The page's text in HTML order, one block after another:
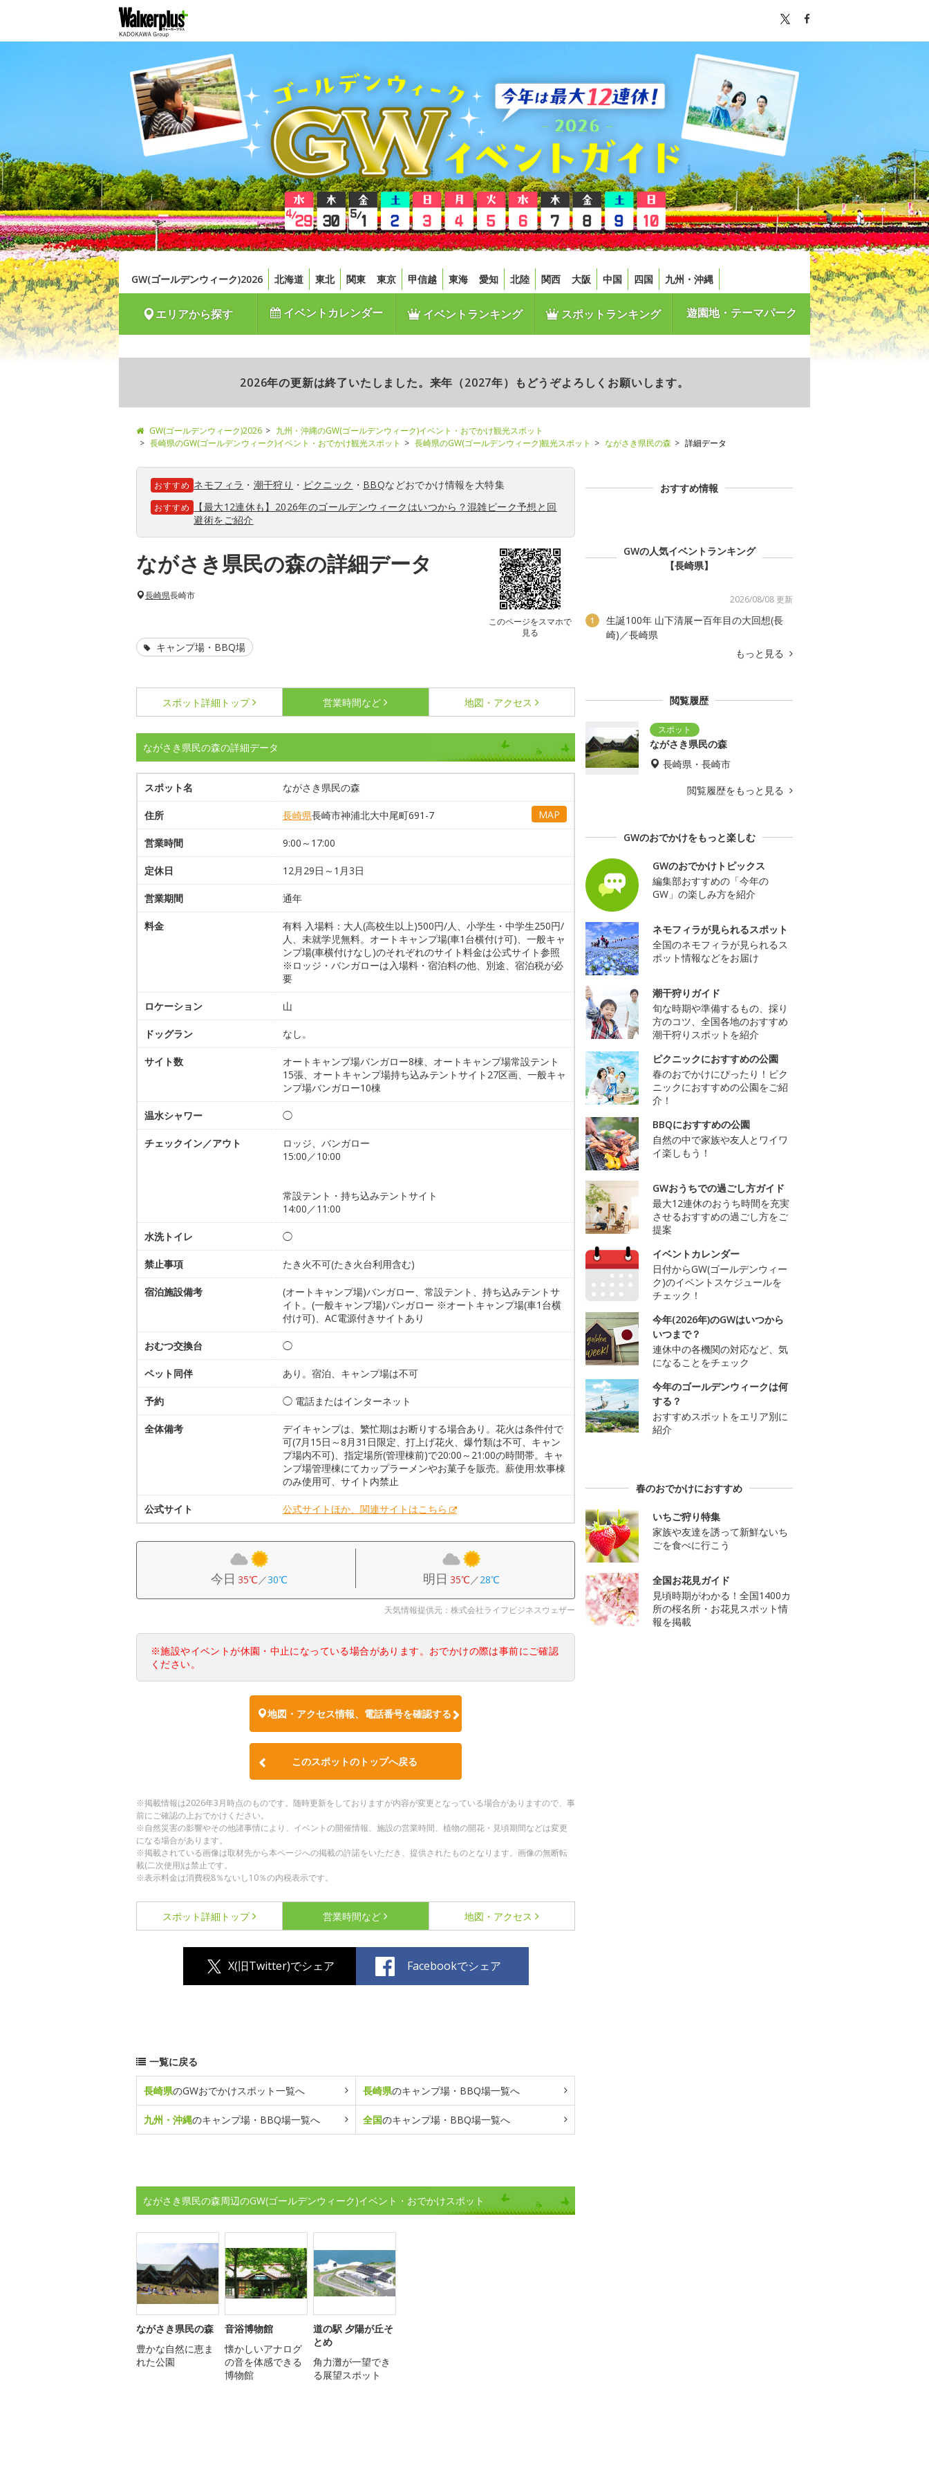
GW(ゴールデンウィーク)2026 北海道 東北 関東 東京 甲信越 東海 愛知 北陸 関西 大阪 中国 四国 九州・沖縄
エリアから探す イベントカレンダー イベントランキング スポットランキング 遊園地・テーマパーク
2026年の更新は終了いたしました。来年（2027年）もどうぞよろしくお願いします。
GW(ゴールデンウィーク)2026
九州・沖縄のGW(ゴールデンウィーク)イベント・おでかけ観光スポット
長崎県のGW(ゴールデンウィーク)イベント・おでかけ観光スポット
長崎県のGW(ゴールデンウィーク)観光スポット ながさき県民の森 詳細データ
おすすめ ネモフィラ ・ 潮干狩り ・ ピクニック ・ BBQなどおでかけ情報を大特集
おすすめ
【最大12連休も】2026年のゴールデンウィークはいつから？混雑ピーク予想と回
避術をご紹介
ながさき県民の森の詳細データ
このページをスマホで
見る
長崎県長崎市
キャンプ場・BBQ場
スポット詳細 トップ 営業時間など 地図・アクセス
ながさき県民の森の詳細データ
スポット名 ながさき県民の森
住所 長崎県長崎市神浦北大中尾町691-7 MAP
営業時間 9:00～17:00
定休日 12月29日～1月3日
営業期間 通年
料金
有料 入場料：大人(高校生以上)500円/人、小学生・中学生250円/
人、未就学児無料。オートキャンプ場(車1台横付け可)、一般キャ
ンプ場(車横付けなし)のそれぞれのサイト料金は公式サイト参照
※ロッジ・バンガローは入場料・宿泊料の他、別途、宿泊税が必
要
ロケーション 山
ドッグラン なし。
サイト数
オートキャンプ場バンガロー8棟、オートキャンプ場常設テント
15張、オートキャンプ場持ち込みテントサイト27区画、一般キャ
ンプ場バンガロー10棟
温水シャワー ◯
チェックイン／アウト
ロッジ、バンガロー
15:00／10:00
常設テント・持ち込みテントサイト
14:00／11:00
水洗トイレ ◯
禁止事項 たき火不可(たき火台利用含む)
宿泊施設備考
(オートキャンプ場)バンガロー、常設テント、持ち込みテントサ
イト。(一般キャンプ場)バンガロー ※オートキャンプ場(車1台横
付け可)、AC電源付きサイトあり
おむつ交換台 ◯
ペット同伴 あり。宿泊、キャンプ場は不可
予約 ◯ 電話またはインターネット
全体備考
デイキャンプは、繁忙期はお断りする場合あり。花火は条件付で
可(7月15日～8月31日限定、打上げ花火、爆竹類は不可、キャン
プ場内不可)、指定場所(管理棟前)で20:00～21:00の時間帯。キャ
ンプ場管理棟にてカップラーメンやお菓子を販売。薪使用:炊事棟
のみ使用可、サイト内禁止
公式サイト 公式サイトほか、関連サイトはこちら
今日 35℃／30℃ 明日 35℃／28℃
天気情報提供元：株式会社ライフビジネスウェザー
※施設やイベントが休園・中止になっている場合があります。おでかけの際は事前にご確認
ください。
地図・アクセス情報、電話番号を確認する
このスポットのトップへ戻る
※掲載情報は2026年3月時点のものです。随時更新をしておりますが内容が変更となっている場合がありますので、事
前にご確認の上おでかけください。
※自然災害の影響やその他諸事情により、イベントの開催情報、施設の営業時間、植物の開花・見頃期間などは変更
になる場合があります。
※掲載されている画像は取材先から本ページへの掲載の許諾をいただき、提供されたものとなります。画像の無断転
載(二次使用)は禁止です。
※表示料金は消費税8％ないし10％の内税表示です。
スポット詳細 トップ 営業時間など 地図・アクセス
X(旧Twitter)でシェア Facebookでシェア
一覧に戻る
長崎県のGWおでかけスポット一覧へ 長崎県のキャンプ場・BBQ場一覧へ
九州・沖縄のキャンプ場・BBQ場一覧へ 全国のキャンプ場・BBQ場一覧へ
ながさき県民の森周辺のGW(ゴールデンウィーク)イベント・おでかけスポット
ながさき県民の森
豊かな自然に恵ま
れた公園
音浴博物館
懐かしいアナログ
の音を体感できる
博物館
道の駅 夕陽が丘そ
とめ
角力灘が一望でき
る展望スポット
おすすめ情報
GWの人気イベントランキング
【長崎県】
2026/08/08 更新
1
生誕100年 山下清展ー百年目の大回想(長
崎)／長崎県
もっと見る
閲覧履歴
ながさき県民の森
長崎県・長崎市
閲覧履歴をもっと見る
GWのおでかけをもっと楽しむ
GWのおでかけトピックス
編集部おすすめの「今年の
GW」の楽しみ方を紹介
ネモフィラが見られるスポット
全国のネモフィラが見られるス
ポット情報などをお届け
潮干狩りガイド
旬な時期や準備するもの、採り
方のコツ、全国各地のおすすめ
潮干狩りスポットを紹介
ピクニックにおすすめの公園
春のおでかけにぴったり！ピク
ニックにおすすめの公園をご紹
介！
BBQにおすすめの公園
自然の中で家族や友人とワイワ
イ楽しもう！
GWおうちでの過ごし方ガイド
最大12連休のおうち時間を充実
させるおすすめの過ごし方をご
提案
イベントカレンダー
日付からGW(ゴールデンウィー
ク)のイベントスケジュールを
チェック！
今年(2026年)のGWはいつから
いつまで？
連休中の各機関の対応など、気
になることをチェック
今年のゴールデンウィークは何
する？
おすすめスポットをエリア別に
紹介
春のおでかけにおすすめ
いちご狩り特集
家族や友達を誘って新鮮ないち
ごを食べに行こう
全国お花見ガイド
見頃時期がわかる！全国1400カ
所の桜名所・お花見スポット情
報を掲載